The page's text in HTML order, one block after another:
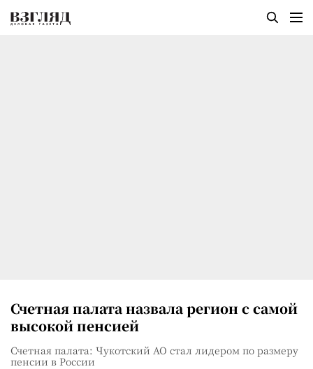
Счетная палата назвала регион с самой
высокой пенсией
Счетная палата: Чукотский АО стал лидером по размеру
пенсии в России